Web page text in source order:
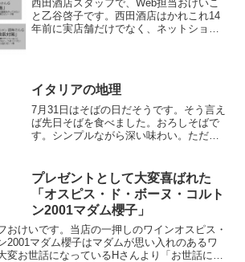
西田酒店スタッフで、Web担当おけいこ
と乙谷啓子です。西田酒店はかれこれ14
年前に実店舗だけでなく、ネットショッ
創出支援機構ISIC...
イタリアの地理
7月31日はそばの日だそうです。そう言え
ば先日そばを食べました。おろしそばで
す。シンプルながら深い味わい。ただ辛
です。でもそば湯が苦手です。ただ調べ
てみると8月31日も...
プレゼントとして大変喜ばれた
「オスピス・ド・ボーヌ・コルト
ン2001マダム櫻子」
おけいです。当店の一押しのワインオスピス・
2001マダム櫻子はマダムが思い入れのあるワ
変お世話になっているHさんより「お世話にな